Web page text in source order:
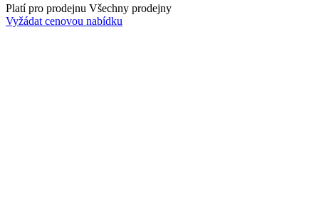
Platí pro prodejnu Všechny prodejny
Vyžádat cenovou nabídku